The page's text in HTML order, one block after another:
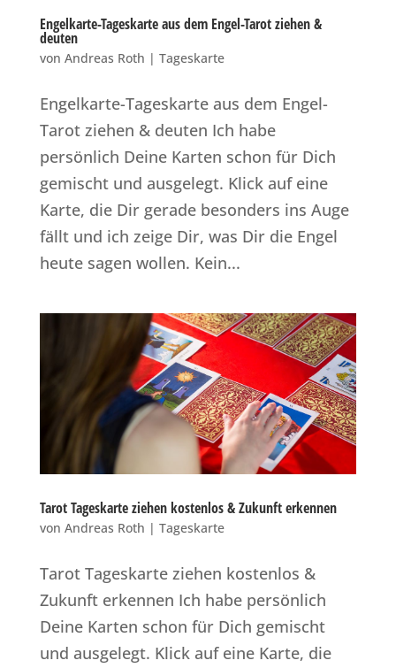
Engelkarte-Tageskarte aus dem Engel-Tarot ziehen &
deuten
von Andreas Roth | Tageskarte
Engelkarte-Tageskarte aus dem Engel-
Tarot ziehen & deuten Ich habe
persönlich Deine Karten schon für Dich
gemischt und ausgelegt. Klick auf eine
Karte, die Dir gerade besonders ins Auge
fällt und ich zeige Dir, was Dir die Engel
heute sagen wollen. Kein...
Tarot Tageskarte ziehen kostenlos & Zukunft erkennen
von Andreas Roth | Tageskarte
Tarot Tageskarte ziehen kostenlos &
Zukunft erkennen Ich habe persönlich
Deine Karten schon für Dich gemischt
und ausgelegt. Klick auf eine Karte, die